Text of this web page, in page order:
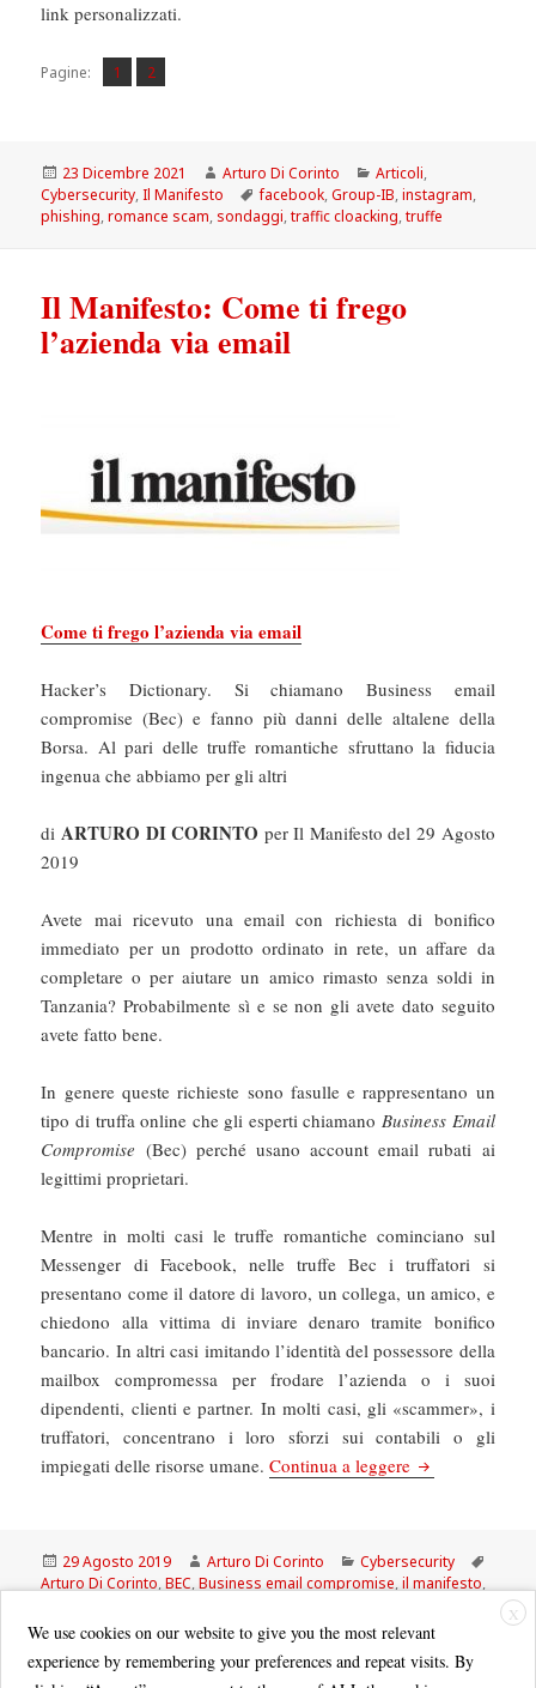
link personalizzati.
Pagine: Pagina
1 ,
Pagina
2
Scritto
il
23 Dicembre 2021 Autore
Arturo Di Corinto Categorie
Articoli,
Cybersecurity,Il Manifesto Tag
facebook,Group-IB,instagram,
phishing,romance scam, sondaggi,traffic cloacking,truffe
Il Manifesto: Come ti frego
l’azienda via email
Come ti frego l’azienda via email
Hacker’s Dictionary. Si chiamano Business email
compromise (Bec) e fanno più danni delle altalene della
Borsa. Al pari delle truffe romantiche sfruttano la fiducia
ingenua che abbiamo per gli altri
diARTURO DI CORINTO per Il Manifesto del 29 Agosto
2019
Avete mai ricevuto una email con richiesta di bonifico
immediato per un prodotto ordinato in rete, un affare da
completare o per aiutare un amico rimasto senza soldi in
Tanzania? Probabilmente sì e se non gli avete dato seguito
avete fatto bene.
In genere queste richieste sono fasulle e rappresentano un
tipo di truffa online che gli esperti chiamano Business Email
Compromise (Bec) perché usano account email rubati ai
legittimi proprietari.
Mentre in molti casi le truffe romantiche cominciano sul
Messenger di Facebook, nelle truffe Bec i truffatori si
presentano come il datore di lavoro, un collega, un amico, e
chiedono alla vittima di inviare denaro tramite bonifico
bancario. In altri casi imitando l’identità del possessore della
mailbox compromessa per frodare l’azienda o i suoi
dipendenti, clienti e partner. In molti casi, gli «scammer», i
truffatori, concentrano i loro sforzi sui contabili o gli
impiegati delle risorse umane.Continua a leggere Il Manifesto:
Scritto
il
29 Agosto 2019 Autore
Arturo Di Corinto Categorie
Cybersecurity
Arturo Di Corinto,BEC,Business email compromise,il manifesto,
X
We use cookies on our website to give you the most relevant
experience by remembering your preferences and repeat visits. By